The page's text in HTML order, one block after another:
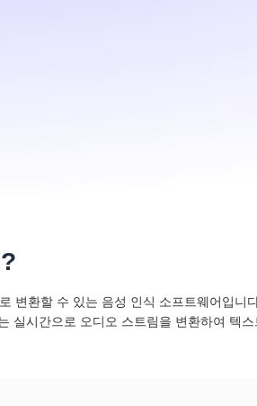
변환할 수 있는 음성 인식 소프트웨어입니
실시간으로 오디오 스트림을 변환하여 텍스